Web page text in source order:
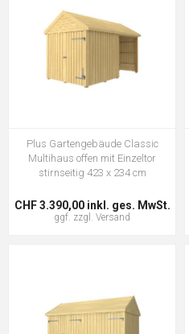
Plus Gartengebäude Classic
Multihaus offen mit Einzeltor
stirnseitig 423 x 234 cm
CHF 3.390,00 inkl. ges. MwSt.
ggf. zzgl. Versand